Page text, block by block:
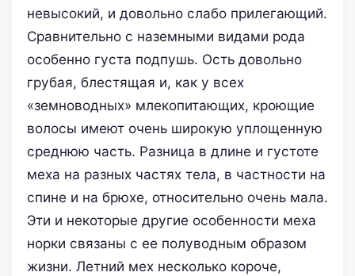
невысокий, и довольно слабо прилегающий.
Сравнительно с наземными видами рода
особенно густа подпушь. Ость довольно
грубая, блестящая и, как у всех
«земноводных» млекопитающих, кроющие
волосы имеют очень широкую уплощенную
среднюю часть. Разница в длине и густоте
меха на разных частях тела, в частности на
спине и на брюхе, относительно очень мала.
Эти и некоторые другие особенности меха
норки связаны с ее полуводным образом
жизни. Летний мех несколько короче,